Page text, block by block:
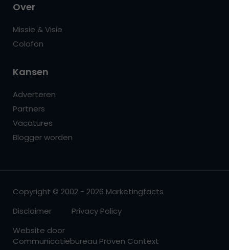
Over
Missie & Visie
Colofon
Kansen
Adverteren
Partners
Vacatures
Blogger worden
Copyright © 2002 - 2026 Marketingfacts
Disclaimer
Privacy Policy
Website door
Communicatiebureau Proven Context